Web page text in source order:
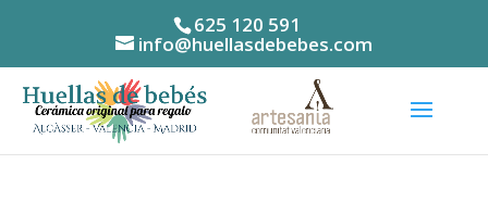
625 120 591
info@huellasdebebes.com